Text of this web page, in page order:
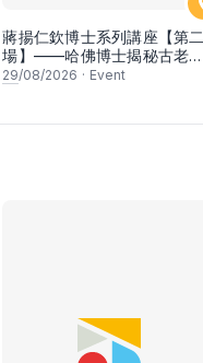
蔣揚仁欽博士系列講座【第二
場】——哈佛博士揭秘古老印
藏幸福學的最深奧義
29/08/2026 · Event